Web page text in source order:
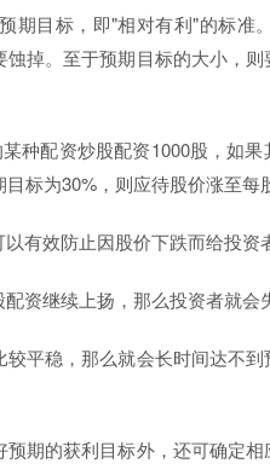
期目标，即"相对有利"的标准
掉。至于预期目标的大小，
种配资炒股配资1000股，如
标为30%，则应待股价涨至每
有效防止因股价下跌而给投资
资继续上扬，那么投资者就会
平稳，那么就会长时间达不
期的获利目标外，还可确定